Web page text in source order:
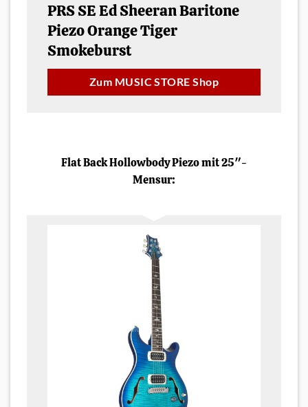
PRS SE Ed Sheeran Baritone
Piezo Orange Tiger
Smokeburst
Zum MUSIC STORE Shop
Flat Back Hollowbody Piezo mit 25″-
Mensur: